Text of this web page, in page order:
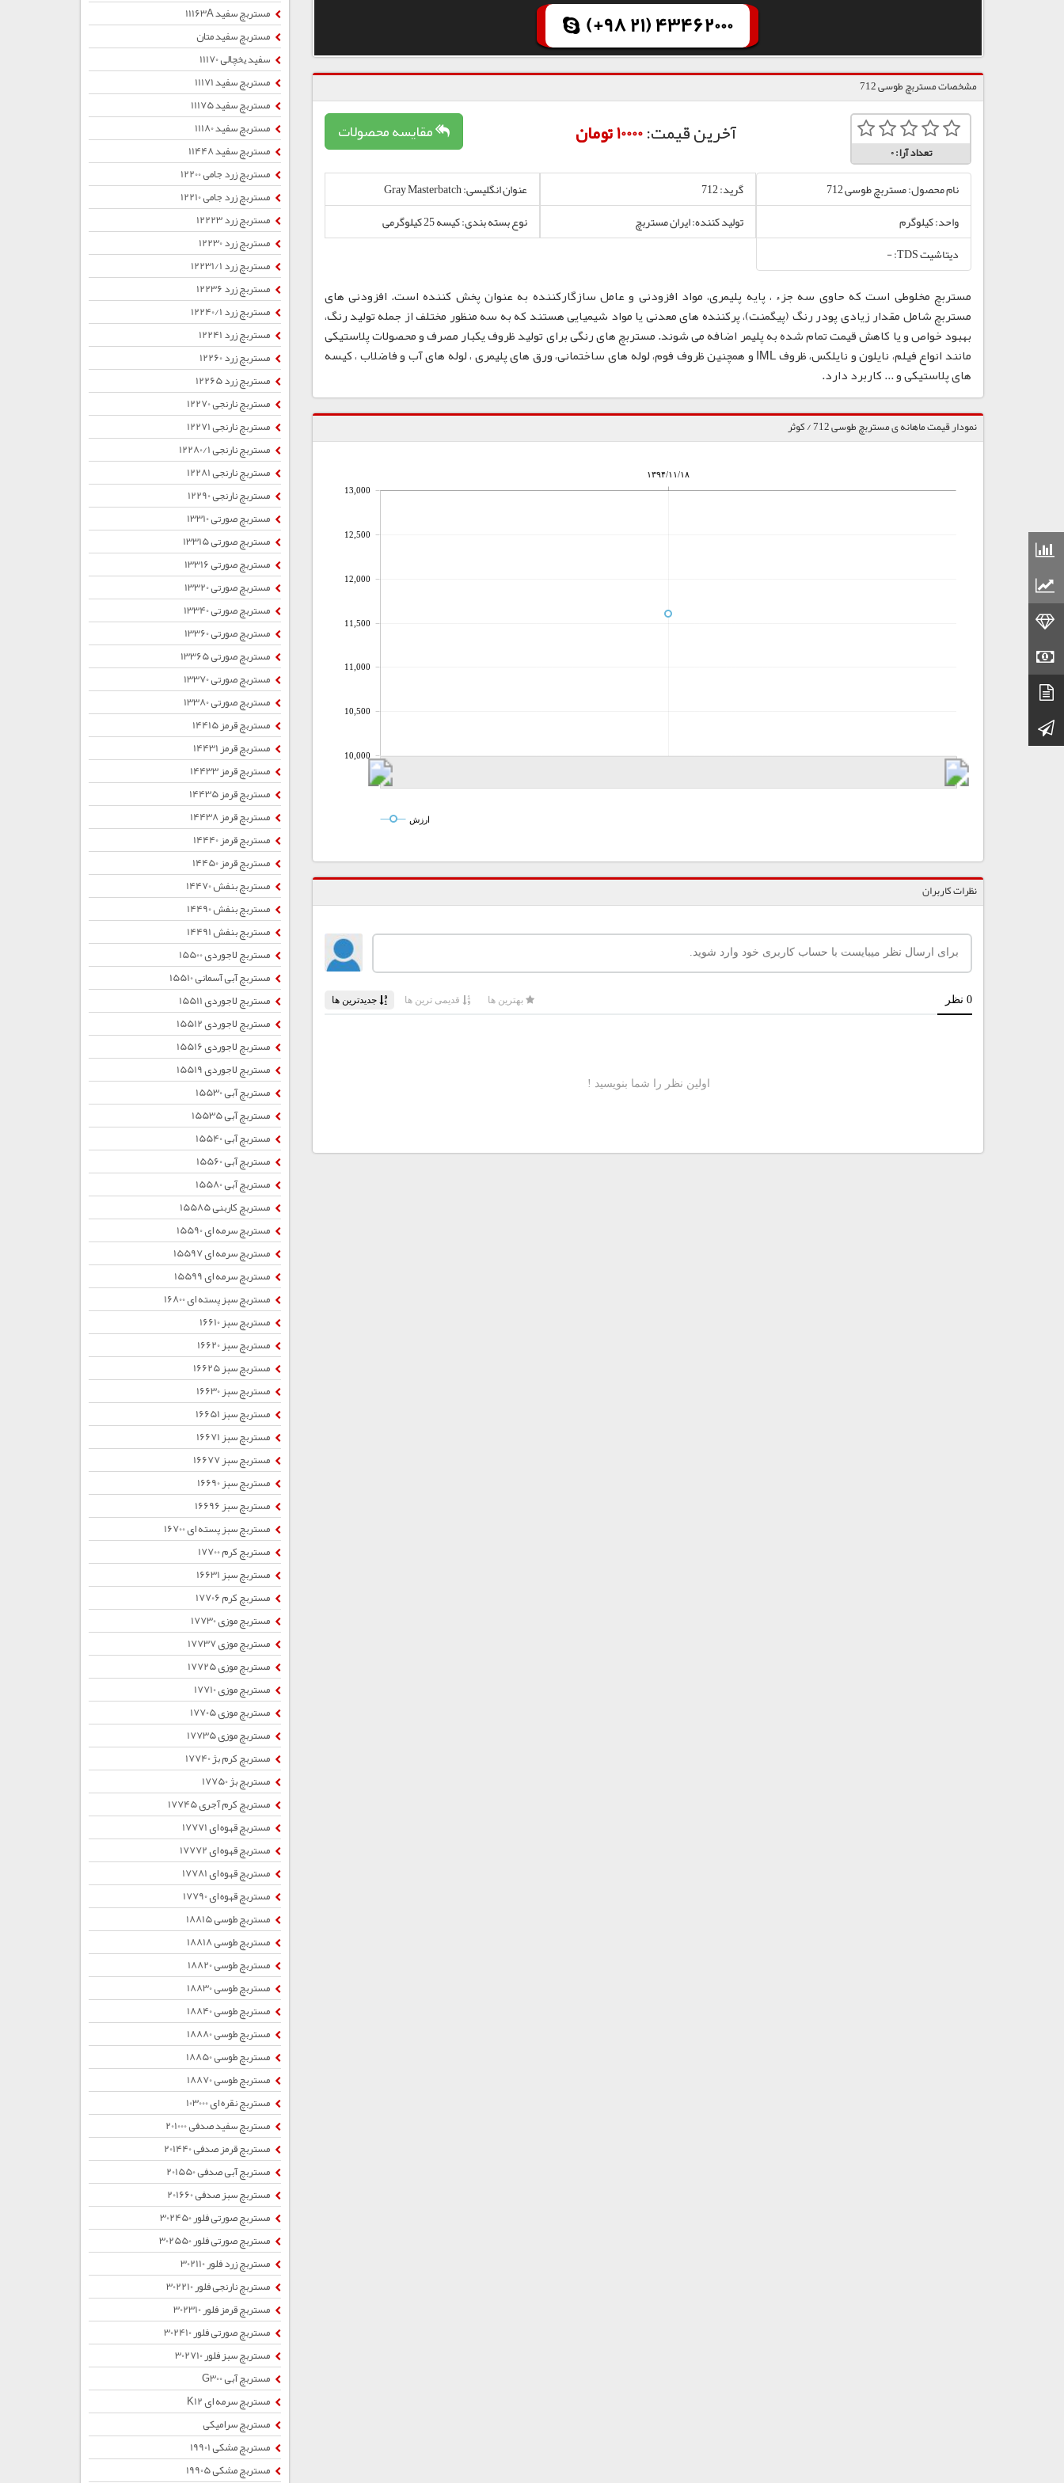
(+98 21) 43462000
مشخصات مستربچ طوسی 712
تعداد آرا:0
مقایسه محصولات آخرین قیمت:10000 تومان
نام محصول: مستربچ طوسی 712 گرید: 712
عنوان انگلیسی: Gray Masterbatch
واحد: کیلوگرم
تولید کننده: ایران مستربچ
نوع بسته بندی: کیسه 25 کیلوگرمی
دیتاشیت TDS: -
مستربچ مخلوطی است که حاوی سه جزء ، پایه پلیمری، مواد افزودنی و عامل سازگارکننده به عنوان پخش کننده است. افزودنی های
مستربچ شامل مقدار زیادی پودر رنگ (پیگمنت)، پرکننده های معدنی یا مواد شیمیایی هستند که به سه منظور مختلف از جمله تولید رنگ،
بهبود خواص و یا کاهش قیمت تمام شده به پلیمر اضافه می شوند. مستربچ های رنگی برای تولید ظروف یکبار مصرف و محصولات پلاستیکی
مانند انواع فیلم، نایلون و نایلکس، ظروف IML و همچنین ظروف فوم، لوله های ساختمانی، ورق های پلیمری ، لوله های آب و فاضلاب ، کیسه
های پلاستیکی و ... کاربرد دارد.
نمودار قیمت ماهانه ی مستربچ طوسی 712 / کوثر
۱۳۹۴/۱۱/۱۸
10,000
10,500
11,000
11,500
12,000
12,500
13,000
ارزش
نظرات کاربران
مستربچ سفید 11163A
مستربچ سفید متان
سفید یخچالی 11170
مستربچ سفید 11171
مستربچ سفید 11175
مستربچ سفید 11180
مستربچ سفید 11448
مستربچ زرد جامی 12200
مستربچ زرد جامی 12210
مستربچ زرد 12223
مستربچ زرد 12230
مستربچ زرد 12231/1
مستربچ زرد 12236
مستربچ زرد 12240/1
مستربچ زرد 12241
مستربچ زرد 12260
مستربچ زرد 12265
مستربچ نارنجی 12270
مستربچ نارنجی 12271
مستربچ نارنجی 12280/1
مستربچ نارنجی 12281
مستربچ نارنجی 12290
مستربچ صورتی 13310
مستربچ صورتی 13315
مستربچ صورتی 13316
مستربچ صورتی 13320
مستربچ صورتی 13340
مستربچ صورتی 13360
مستربچ صورتی 13365
مستربچ صورتی 13370
مستربچ صورتی 13380
مستربچ قرمز 14415
مستربچ قرمز 14431
مستربچ قرمز 14433
مستربچ قرمز 14435
مستربچ قرمز 14438
مستربچ قرمز 14440
مستربچ قرمز 14450
مستربچ بنفش 14470
مستربچ بنفش 14490
مستربچ بنفش 14491
مستربچ لاجوردی 15500
مستربچ آبی آسمانی 15510
مستربچ لاجوردی 15511
مستربچ لاجوردی 15512
مستربچ لاجوردی 15516
مستربچ لاجوردی 15519
مستربچ آبی 15530
مستربچ آبی 15535
مستربچ آبی 15540
مستربچ آبی 15560
مستربچ آبی 15580
مستربچ کاربنی 15585
مستربچ سرمه ای 15590
مستربچ سرمه ای 15597
مستربچ سرمه ای 15599
مستربچ سبز پسته ای 16800
مستربچ سبز 16610
مستربچ سبز 16620
مستربچ سبز 16625
مستربچ سبز 16630
مستربچ سبز 16651
مستربچ سبز 16671
مستربچ سبز 16677
مستربچ سبز 16690
مستربچ سبز 16696
مستربچ سبز پسته ای 16700
مستربچ کرم 17700
مستربچ سبز 16631
مستربچ کرم 17706
مستربچ موزی 17730
مستربچ موزی 17737
مستربچ موزی 17725
مستربچ موزی 17710
مستربچ موزی 17705
مستربچ موزی 17735
مستربچ کرم بژ 17740
مستربچ بژ 17750
مستربچ کرم آجری 17745
مستربچ قهوه ای 17771
مستربچ قهوه ای 17772
مستربچ قهوه ای 17781
مستربچ قهوه ای 17790
مستربچ طوسی 18815
مستربچ طوسی 18818
مستربچ طوسی 18820
مستربچ طوسی 18830
مستربچ طوسی 18840
مستربچ طوسی 18880
مستربچ طوسی 18850
مستربچ طوسی 18870
مستربچ نقره ای 103000
مستربچ سفید صدفی 201000
مستربچ قرمز صدفی 201440
مستربچ آبی صدفی 201550
مستربچ سبز صدفی 201660
مستربچ صورتی فلور 302450
مستربچ صورتی فلور 302550
مستربچ زرد فلور 302110
مستربچ نارنجی فلور 302210
مستربچ قرمز فلور 302310
مستربچ صورتی فلور 302410
مستربچ سبز فلور 302710
مستربچ آبی G300
مستربچ سرمه ای K12
مستربچ سرامیکی
مستربچ مشکی 19901
مستربچ مشکی 19905